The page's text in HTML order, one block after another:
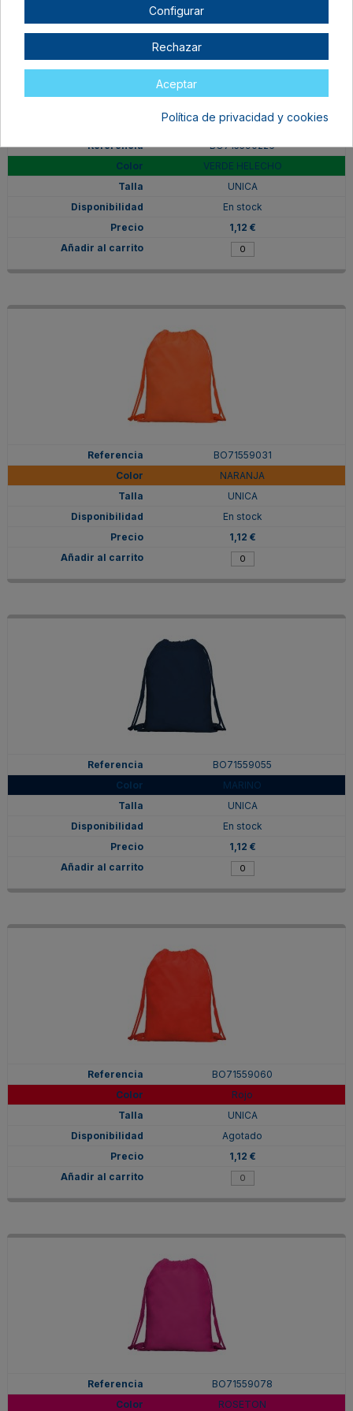
BO715590226
VERDE HELECHO
UNICA
En stock
1,12 €
BO71559031
NARANJA
UNICA
En stock
1,12 €
BO71559055
MARINO
UNICA
En stock
1,12 €
BO71559060
Rojo
UNICA
Agotado
1,12 €
BO71559078
ROSETON
Configurar
Rechazar
Aceptar
Política de privacidad y cookies